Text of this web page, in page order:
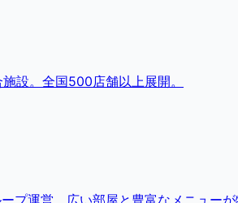
設。全国500店舗以上展開。
プ運営。広い部屋と豊富なメニュー